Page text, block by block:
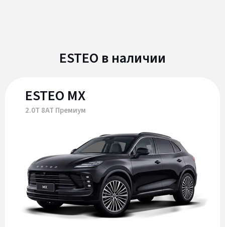
ESTEO в наличии
ESTEO MX
2.0T 8AT Премиум